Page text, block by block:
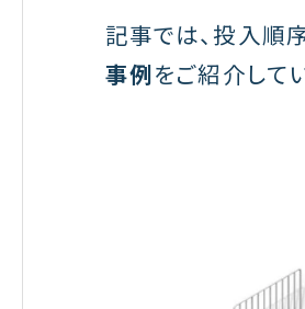
記事では、投入順
事例をご紹介して